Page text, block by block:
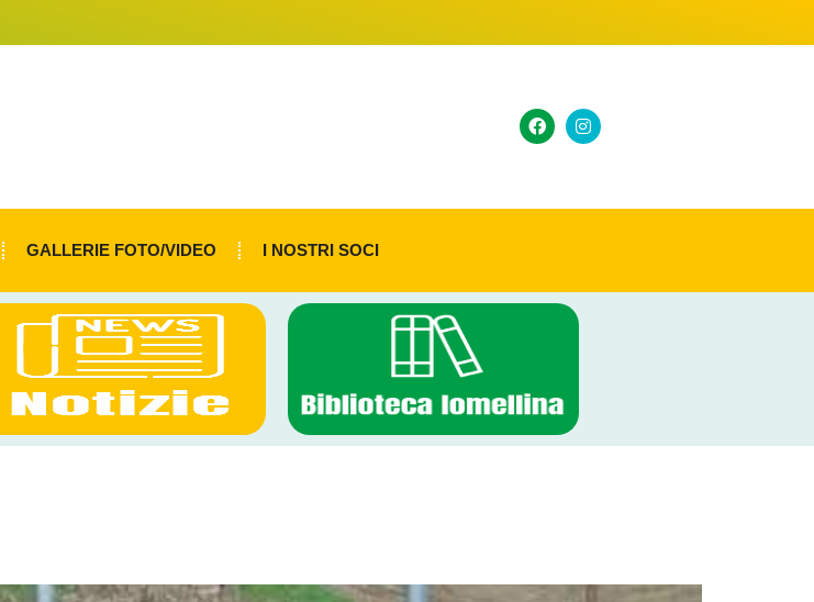
GALLERIE FOTO/VIDEO I NOSTRI SOCI